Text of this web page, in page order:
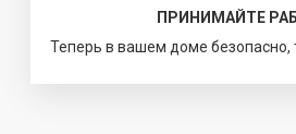
ПРИНИМАЙТЕ
Теперь в вашем доме безопасно,